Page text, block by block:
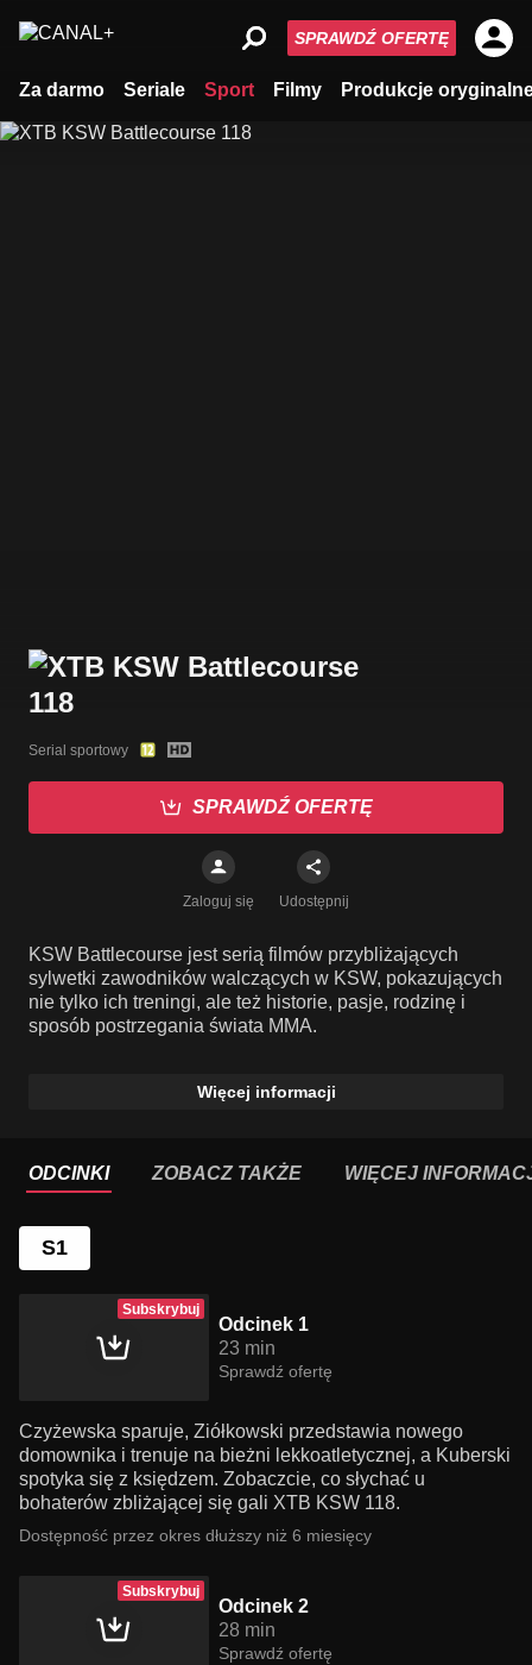
Za darmo Seriale Sport Filmy Produkcje
SPRAWDŹ OFERTĘ
Serial sportowy
SPRAWDŹ OFERTĘ
Zaloguj się Udostępnij
KSW Battlecourse jest serią filmów przybliżających
sylwetki zawodników walczących w KSW, pokazujących
nie tylko ich treningi, ale też historie, pasje, rodzinę i
sposób postrzegania świata MMA.
Więcej informacji
ODCINKI ZOBACZ TAKŻE WIĘCEJ
S1
Subskrybuj
Odcinek 1
23 min
Sprawdź ofertę
Czyżewska sparuje, Ziółkowski przedstawia nowego
domownika i trenuje na bieżni lekkoatletycznej, a Kuberski
spotyka się z księdzem. Zobaczcie, co słychać u
bohaterów zbliżającej się gali XTB KSW 118.
Dostępność przez okres dłuższy niż 6 miesięcy
Subskrybuj
Odcinek 2
28 min
Sprawdź ofertę